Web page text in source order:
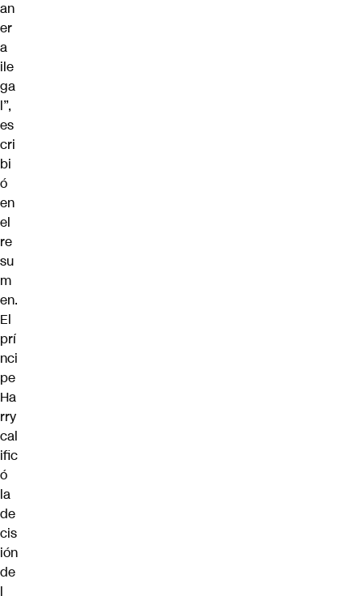
an
er
a
ile
ga
l”,
es
cri
bi
ó
en
el
re
su
m
en.
El
prí
nci
pe
Ha
rry
cal
ific
ó
la
de
cis
ión
de
l